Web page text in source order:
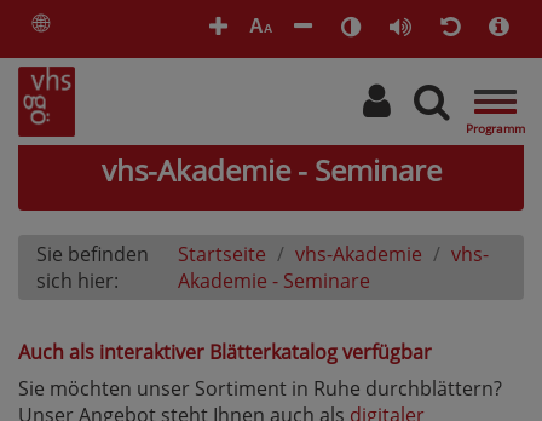
🌐 AA
vhs-Akademie - Seminare
Sie befinden
sich hier:
Startseite vhs-Akademie
vhs-
Akademie - Seminare
Auch als interaktiver Blätterkatalog verfügbar
Sie möchten unser Sortiment in Ruhe durchblättern?
Unser Angebot steht Ihnen auch als digitaler